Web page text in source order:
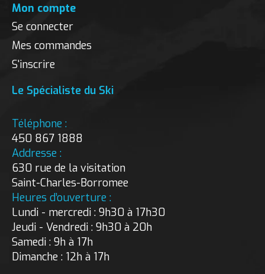
Mon compte
Se connecter
Mes commandes
S'inscrire
Le Spécialiste du Ski
Téléphone :
450 867 1888
Addresse :
630 rue de la visitation
Saint-Charles-Borromee
Heures d’ouverture :
Lundi - mercredi : 9h30 à 17h30
Jeudi - Vendredi : 9h30 à 20h
Samedi : 9h à 17h
Dimanche : 12h à 17h